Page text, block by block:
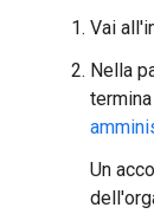
Vai
Nella
Un